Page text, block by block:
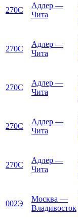
270С
Адлер —
Чита
270С
Адлер —
Чита
270С
Адлер —
Чита
270С
Адлер —
Чита
270С
Адлер —
Чита
002Э
Москва —
Владивосток